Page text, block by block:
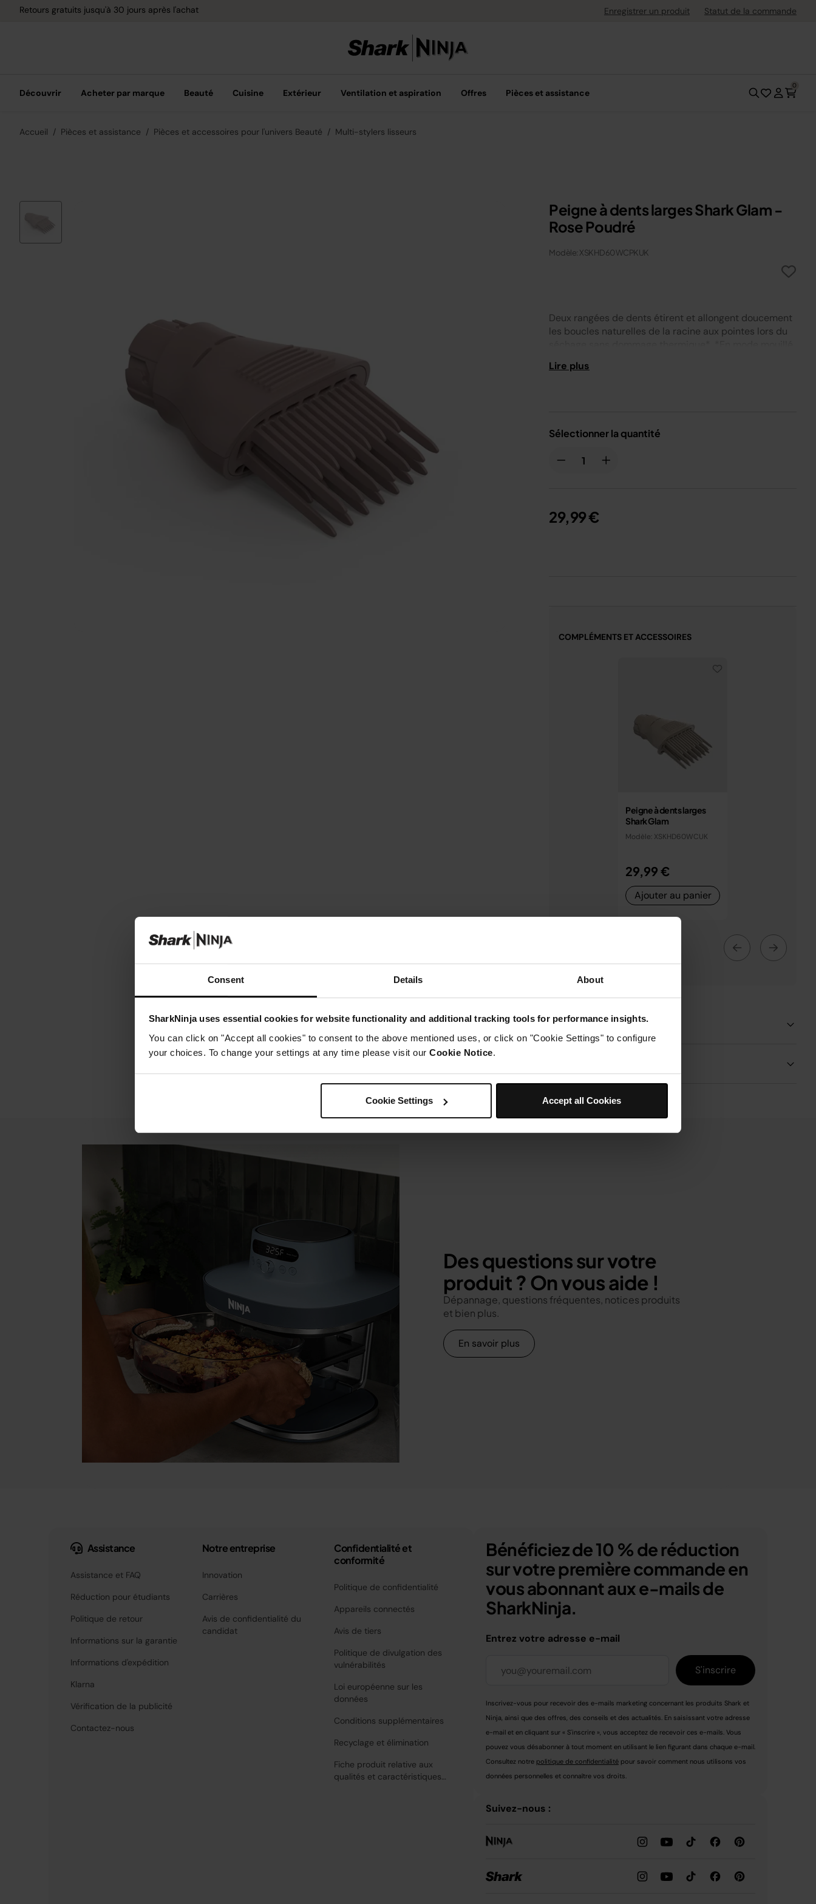
Consent Details About
SharkNinja uses essential cookies for website functionality and additional tracking tools for performance insights.
You can click on "Accept all cookies" to consent to the above mentioned uses, or click on "Cookie Settings" to configure
your choices. To change your settings at any time please visit our Cookie Notice.
Cookie Settings Accept all Cookies
Retours gratuits jusqu'à 30 jours après l'achat Options de paiement flexible avec KlarnaEnregistrer un produit Statut de la commande
Découvrir Acheter par marque Beauté Cuisine Extérieur Ventilation et aspiration Offres Pièces et assistance
0
Accueil Pièces et assistance Pièces et accessoires pour l'univers Beauté Multi-stylers lisseurs
Peigne à dents larges Shark Glam -
Rose Poudré
Modèle: XSKHD60WCPKUK
Deux rangées de dents étirent et allongent doucement
les boucles naturelles de la racine aux pointes lors du
Lire plus
Sélectionner la quantité
29,99 €
COMPLÉMENTS ET ACCESSOIRES
Peigne à dents larges
Shark Glam
Modèle: XSKHD60WCUK
29,99 €
Ajouter au panier
Détails du produit
Des questions sur votre
produit ? On vous aide !
Dépannage, questions fréquentes, notices produits
et bien plus.
En savoir plus
Assistance
Assistance et FAQ
Réduction pour étudiants
Politique de retour
Informations sur la garantie
Informations d'expédition
Klarna
Vérification de la publicité
Contactez-nous
Notre entreprise
Innovation
Carrières
Avis de confidentialité du
candidat
Confidentialité et
conformité
Politique de confidentialité
Appareils connectés
Avis de tiers
Politique de divulgation des
vulnérabilités
Loi européenne sur les
données
Conditions supplémentaires
Recyclage et élimination
Fiche produit relative aux
qualités et caractéristiques
Bénéficiez de 10 % de réduction
sur votre première commande en
vous abonnant aux e-mails de
SharkNinja.
Entrez votre adresse e-mail
S'inscrire
Inscrivez-vous pour recevoir des e-mails marketing concernant les produits Shark et
Ninja, ainsi que des offres, des conseils et des actualités. En saisissant votre adresse
e-mail et en cliquant sur « S'inscrire », vous acceptez de recevoir ces e-mails. Vous
pouvez vous désabonner à tout moment en utilisant le lien figurant dans chaque e-mail.
Consultez notre politique de confidentialité pour savoir comment nous utilisons vos
données personnelles et connaître vos droits.
Suivez-nous :